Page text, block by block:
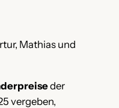
Mathias und
der
vergeben,